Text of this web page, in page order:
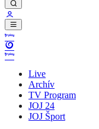
Live
Archív
TV Program
JOJ 24
JOJ Šport